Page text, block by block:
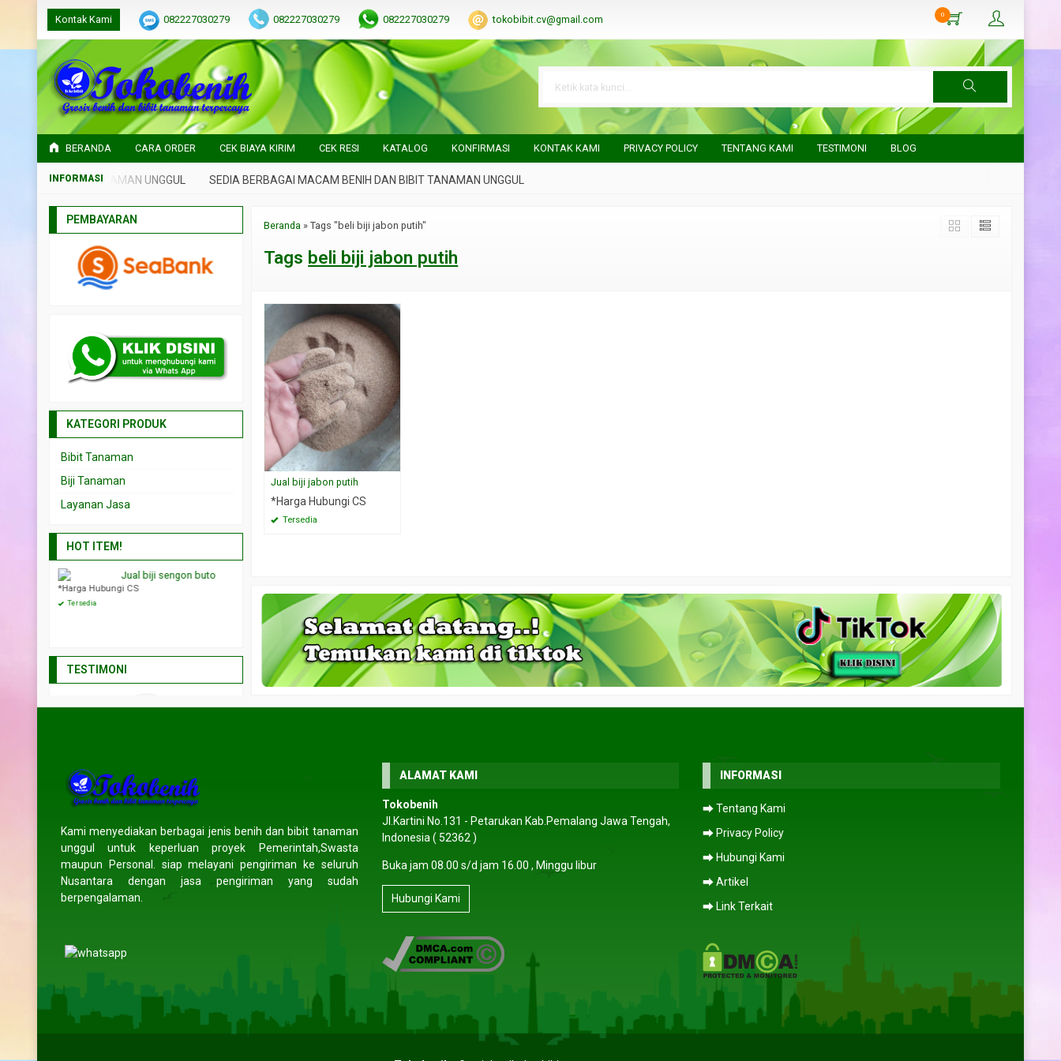
Kontak Kami 082227030279 082227030279 082227030279 tokobibit.cv@gmail.com 0
BERANDA CARA ORDER CEK BIAYA KIRIM CEK RESI KATALOG KONFIRMASI KONTAK KAMI PRIVACY POLICY TENTANG KAMI TESTIMONI BLOG
DAN BIBIT TANAMAN UNGGUL SEDIA BERBAGAI MACAM BENIH DAN BIBIT TANAMAN UNGGUL
Beranda »Tags "beli biji jabon putih"
Tags beli biji jabon putih
Jual biji jabon putih
*Harga Hubungi CS
Tersedia
PEMBAYARAN
KATEGORI PRODUK
Bibit Tanaman
Biji Tanaman
Layanan Jasa
HOT ITEM!
Jual biji sengon buto
*Harga Hubungi CS
Tersedia Tersedia Tersedia
TESTIMONI
Prayogo
Pengemasan aman, benih diterima
kota juga cepat. Sangat
direkomendasikan.
(5/5)
Saya sudah beberapa kali membeli
benih di toko ini dan hasilnya selalu
memuaskan. Benih cepat
berkecambah dan tanaman tumbuh
sehat. Pengiriman juga selalu rapi dan
tepat waktu. Sangat
direkomendasikan!
PT.PMN
Pelayanan pelanggan sangat ramah
dan informatif. Saya sempat bingung
memilih varietas sayuran untuk lahan
kecil, tetapi tim toko memberikan
premium. Pasti repeat order!
- Samarinda
kemasan benih diberi petunjuk tanam
yang jelas. Cocok untuk pemula
seperti saya. Setelah 5–7 hari, benih
sudah mulai tumbuh. Terima kasih,
menarik. Saya beli beberapa jenis
tumbuh cantik di pekarangan rumah.
Senang sekali menemukan toko benih
Kami menyediakan berbagai jenis benih dan bibit tanaman
unggul untuk keperluan proyek Pemerintah,Swasta
maupun Personal. siap melayani pengiriman ke seluruh
Nusantara dengan jasa pengiriman yang sudah
berpengalaman.
ALAMAT KAMI
Tokobenih
Jl.Kartini No.131 - Petarukan Kab.Pemalang Jawa Tengah,
Indonesia ( 52362 )
Buka jam 08.00 s/d jam 16.00 , Minggu libur
Hubungi Kami
INFORMASI
⮕ Tentang Kami
⮕ Privacy Policy
⮕ Hubungi Kami
⮕ Artikel
⮕ Link Terkait